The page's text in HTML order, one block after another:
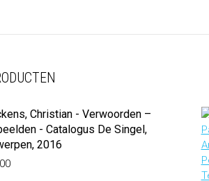
Christian - Verwoorden –
- Catalogus De Singel,
2016